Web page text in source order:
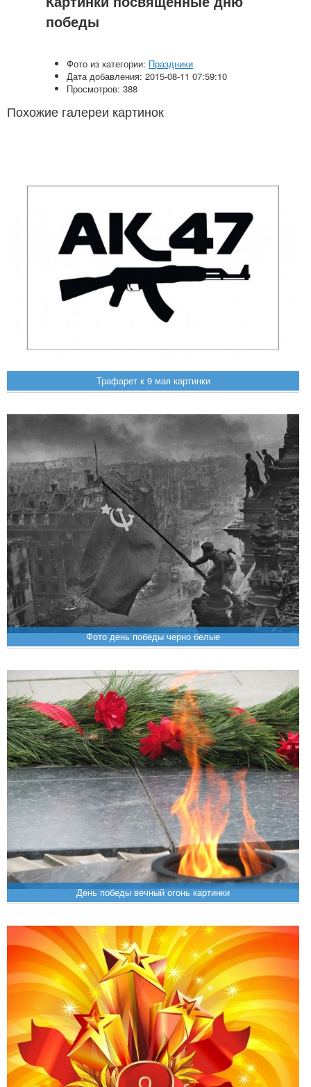
победы
Фото из категории: Праздники
Дата добавления: 2015-08-11 07:59:10
Просмотров: 388
Похожие галереи картинок
Трафарет к 9 мая картинки
Фото день победы черно белые
День победы вечный огонь картинки